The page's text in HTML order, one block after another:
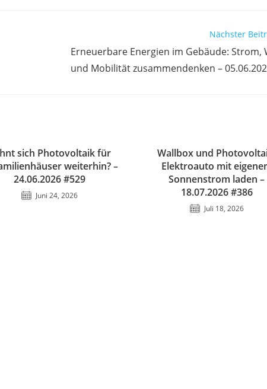
Nächster
Erneuerbare Energien im Gebäude: Strom,
und Mobilität zusammendenken –
sich Photovoltaik für
weiterhin? –
24.06.2026 #529
Juni 24, 2026
Wallbox und
Elektroauto mit
Sonnenstrom laden –
18.07.2026 #386
Juli 18, 2026